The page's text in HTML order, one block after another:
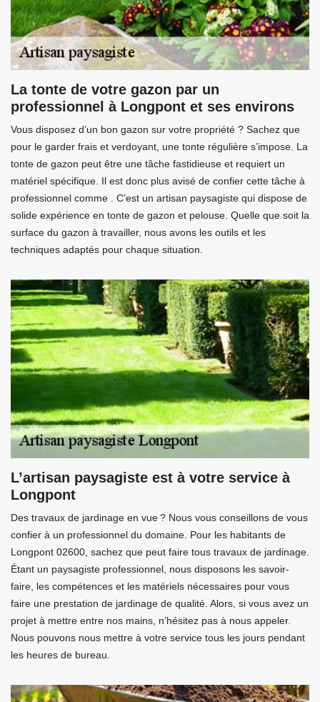
La tonte de votre gazon par un
professionnel à Longpont et ses environs
Vous disposez d’un bon gazon sur votre propriété ? Sachez que
pour le garder frais et verdoyant, une tonte régulière s’impose. La
tonte de gazon peut être une tâche fastidieuse et requiert un
matériel spécifique. Il est donc plus avisé de confier cette tâche à
professionnel comme . C’est un artisan paysagiste qui dispose de
solide expérience en tonte de gazon et pelouse. Quelle que soit la
surface du gazon à travailler, nous avons les outils et les
techniques adaptés pour chaque situation.
L’artisan paysagiste est à votre service à
Longpont
Des travaux de jardinage en vue ? Nous vous conseillons de vous
confier à un professionnel du domaine. Pour les habitants de
Longpont 02600, sachez que peut faire tous travaux de jardinage.
Étant un paysagiste professionnel, nous disposons les savoir-
faire, les compétences et les matériels nécessaires pour vous
faire une prestation de jardinage de qualité. Alors, si vous avez un
projet à mettre entre nos mains, n’hésitez pas à nous appeler.
Nous pouvons nous mettre à votre service tous les jours pendant
les heures de bureau.